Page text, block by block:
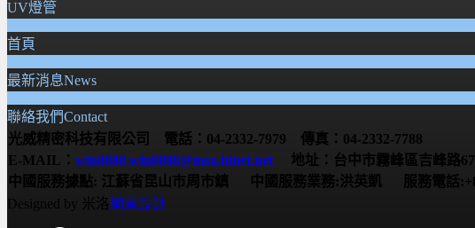
UV燈管
首頁
最新消息News
聯絡我們Contact
光威精密科技有限公司 電話：04-2332-7979 傳真：04-2332-7788
E-MAIL： win8888.win8888@msa.hinet.net 地址：台中市霧峰區吉峰路
中國服務據點: 江蘇省昆山市周市鎮
中國服務業務:洪英凱 服務電話
Designed by 米洛網頁設計